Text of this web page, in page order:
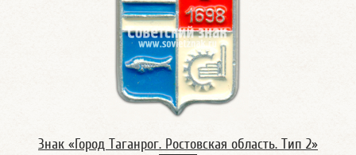
Знак «Город Таганрог. Ростовская область. Тип 2»